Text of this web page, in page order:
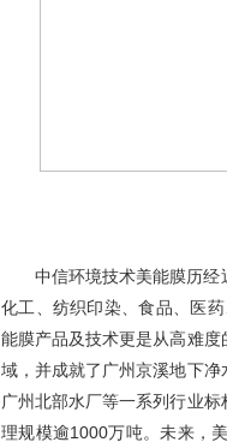
中信环境技术美能膜历
化工、纺织印染、食品、医
能膜产品及技术更是从高难
域，并成就了广州京溪地下净
广州北部水厂等一系列行业
理规模逾1000万吨。未来，